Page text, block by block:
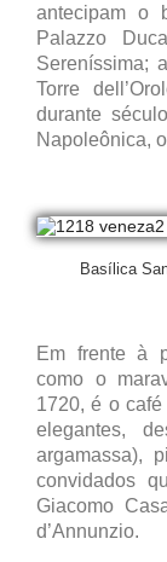
antecipam o
Palazzo
Sereníssima;
Torre
durante
Napoleônica,
Basílica
Em frente à
como o
1720, é o
elegantes,
argamassa),
convidados
Giacomo
d’Annunzio.